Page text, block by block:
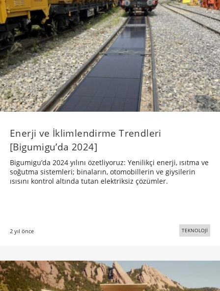
Enerji ve İklimlendirme Trendleri
[Bigumigu’da 2024]
Bigumigu’da 2024 yılını özetliyoruz: Yenilikçi enerji, ısıtma ve
soğutma sistemleri; binaların, otomobillerin ve giysilerin
ısısını kontrol altında tutan elektriksiz çözümler.
2 yıl önce TEKNOLOJİ